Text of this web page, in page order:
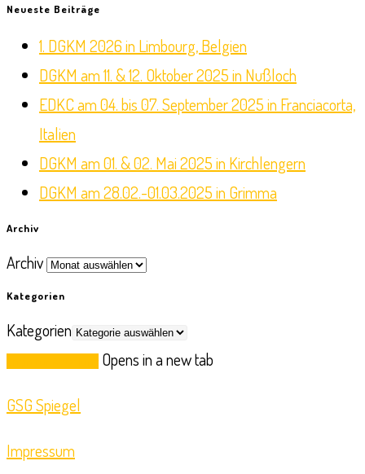
Neueste Beiträge
1. DGKM 2026 in Limbourg, Belgien
DGKM am 11. & 12. Oktober 2025 in Nußloch
EDKC am 04. bis 07. September 2025 in Franciacorta,
Italien
DGKM am 01. & 02. Mai 2025 in Kirchlengern
DGKM am 28.02.-01.03.2025 in Grimma
Archiv
Archiv
Kategorien
Kategorien
Opens in a new tab
GSG Spiegel
Impressum